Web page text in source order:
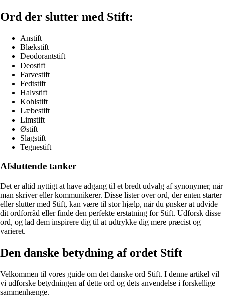
Ord der slutter med Stift:
Anstift
Blækstift
Deodorantstift
Deostift
Farvestift
Fedtstift
Halvstift
Kohlstift
Læbestift
Limstift
Østift
Slagstift
Tegnestift
Afsluttende tanker
Det er altid nyttigt at have adgang til et bredt udvalg af synonymer, når
man skriver eller kommunikerer. Disse lister over ord, der enten starter
eller slutter med Stift, kan være til stor hjælp, når du ønsker at udvide
dit ordforråd eller finde den perfekte erstatning for Stift. Udforsk disse
ord, og lad dem inspirere dig til at udtrykke dig mere præcist og
varieret.
Den danske betydning af ordet Stift
Velkommen til vores guide om det danske ord Stift. I denne artikel vil
vi udforske betydningen af dette ord og dets anvendelse i forskellige
sammenhænge.